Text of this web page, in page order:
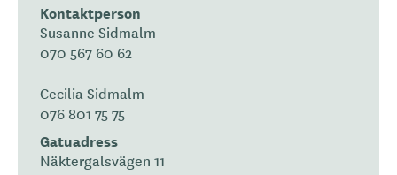
Kontaktperson
Susanne Sidmalm
070 567 60 62
Cecilia Sidmalm
076 801 75 75
Gatuadress
Näktergalsvägen 11